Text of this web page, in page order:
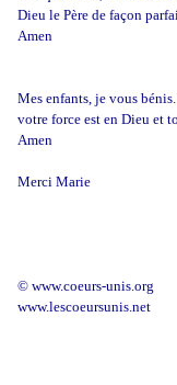
Dieu le Père de façon
Amen
Mes enfants, je vous
votre force est en Dieu et
Amen
Merci Marie
© www.coeurs-unis.org
www.lescoeursunis.net